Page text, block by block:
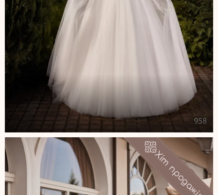
Хіт продажів